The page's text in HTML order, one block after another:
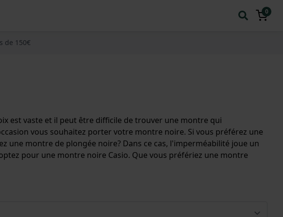
0
de 150€
est vaste et il peut être difficile de trouver une montre qui
vous souhaitez porter votre montre noire. Si vous préférez une
montre de plongée noire? Dans ce cas, l'imperméabilité joue un
pour une montre noire Casio. Que vous préfériez une montre